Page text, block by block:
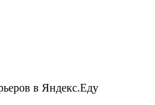
в Яндекс.Еду